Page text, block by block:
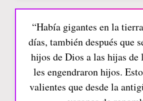
“Había gigantes en la
días, también después que
hijos de Dios a las hijas de
les engendraron hijos.
valientes que desde la